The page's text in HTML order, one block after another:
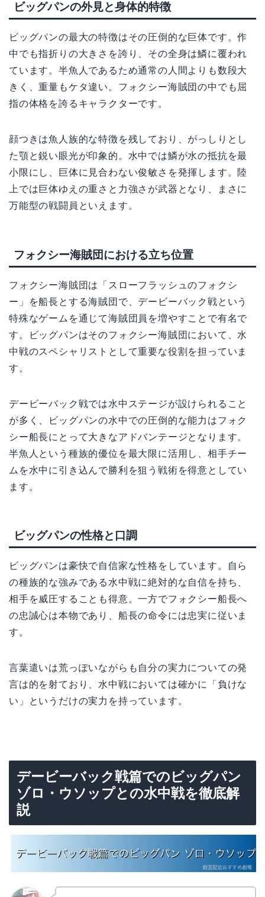
ビッグパンの外見と身体的特徴
ビッグパンの最大の特徴はその圧倒的な巨体です。作
中でも指折りの大きさを誇り、その全身は鱗に覆われ
ています。半魚人であるため通常の人間よりも数段大
きく、重量もケタ違い。フォクシー海賊団の中でも屈
指の体格を誇るキャラクターです。
顔つきは魚人族的な特徴を残しており、がっしりとし
た顎と鋭い眼光が印象的。水中では鱗が水の抵抗を最
小限にし、巨体に見合わない俊敏さを発揮します。陸
上では巨体ゆえの重さと力強さが武器となり、まさに
万能型の戦闘員といえます。
フォクシー海賊団における立ち位置
フォクシー海賊団は「スローフラッシュのフォクシ
ー」を船長とする海賊団で、デービーバック戦という
特殊なゲームを通じて海賊団員を増やすことで有名で
す。ビッグパンはそのフォクシー海賊団において、水
中戦のスペシャリストとして重要な役割を担っていま
す。
デービーバック戦では水中ステージが設けられること
が多く、ビッグパンの水中での圧倒的な能力はフォク
シー船長にとって大きなアドバンテージとなります。
半魚人という種族的優位を最大限に活用し、相手チー
ムを水中に引き込んで勝利を狙う戦術を得意としてい
ます。
ビッグパンの性格と口調
ビッグパンは豪快で自信家な性格をしています。自ら
の種族的な強みである水中戦に絶対的な自信を持ち、
相手を威圧することも得意。一方でフォクシー船長へ
の忠誠心は本物であり、船長の命令には忠実に従いま
す。
言葉遣いは荒っぽいながらも自分の実力についての発
言は的を射ており、水中戦においては確かに「負けな
い」というだけの実力を持っています。
デービーバック戦篇でのビッグパン
ゾロ・ウソップとの水中戦を徹底解
説